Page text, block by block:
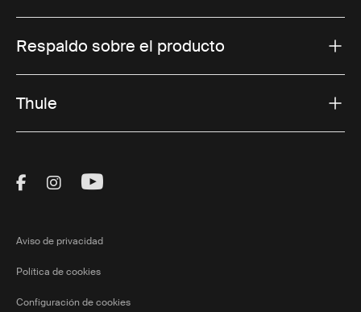
Respaldo sobre el producto
Thule
Visit Thule on Facebook (external link)
Visit Thule on Instagram (external link)
Visit Thule on Youtube (external
Aviso de privacidad
Política de cookies
Configuración de cookies